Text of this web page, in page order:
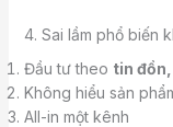
4. Sai lầm phổ biến
Đầu tư theo tin
Không hiểu sản
All-in một kênh